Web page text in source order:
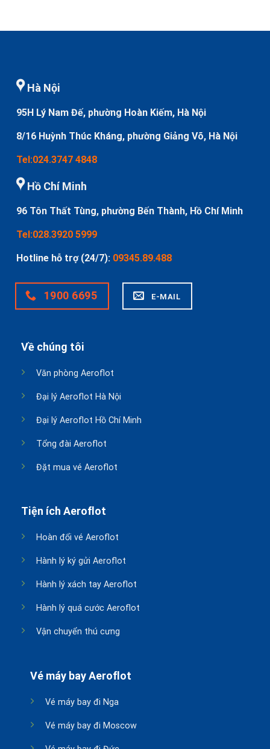
Hà Nội
95H Lý Nam Đế, phường Hoàn Kiếm, Hà Nội
8/16 Huỳnh Thúc Kháng, phường Giảng Võ, Hà Nội
Tel:024.3747 4848
Hồ Chí Minh
96 Tôn Thất Tùng, phường Bến Thành, Hồ Chí Minh
Tel:028.3920 5999
Hotline hỗ trợ (24/7): 09345.89.488
1900 6695 E-MAIL
Về chúng tôi
Văn phòng Aeroflot
Đại lý Aeroflot Hà Nội
Đại lý Aeroflot Hồ Chí Minh
Tổng đài Aeroflot
Đặt mua vé Aeroflot
Tiện ích Aeroflot
Hoàn đổi vé Aeroflot
Hành lý ký gửi Aeroflot
Hành lý xách tay Aeroflot
Hành lý quá cước Aeroflot
Vận chuyển thú cưng
Vé máy bay Aeroflot
Vé máy bay đi Nga
Vé máy bay đi Moscow